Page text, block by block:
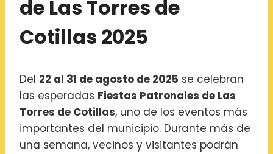
de Las Torres de
Cotillas 2025
Del 22 al 31 de agosto de 2025 se celebran
las esperadas Fiestas Patronales de Las
Torres de Cotillas, uno de los eventos más
importantes del municipio. Durante más de
una semana, vecinos y visitantes podrán